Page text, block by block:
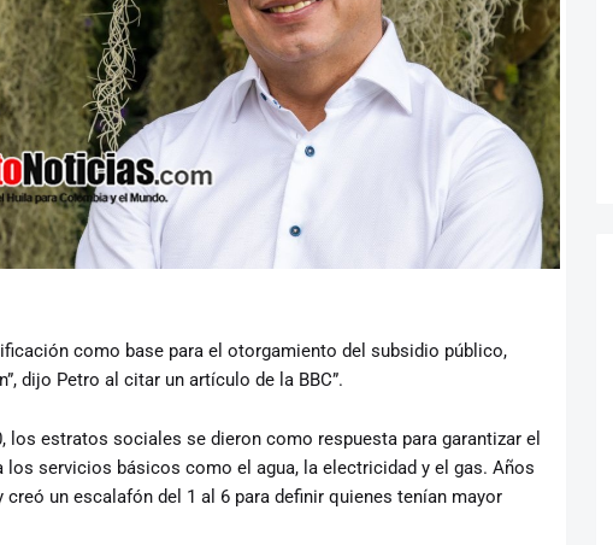
como base para el otorgamiento del subsidio público,
dijo Petro al citar un artículo de la BBC”.
los estratos sociales se dieron como respuesta para garantizar el
servicios básicos como el agua, la electricidad y el gas. Años
un escalafón del 1 al 6 para definir quienes tenían mayor